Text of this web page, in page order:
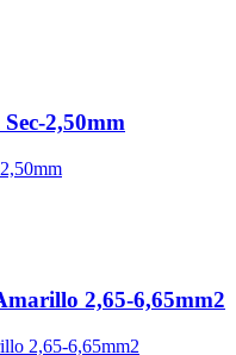
2,50mm
2,65-6,65mm2